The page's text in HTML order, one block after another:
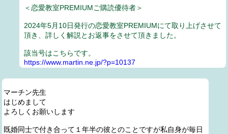
＜恋愛教室PREMIUMご購読優待者＞
2024年5月10日発行の恋愛教室PREMIUMにて取り上げさせて
頂き、詳しく解説とお返事をさせて頂きました。
該当号はこちらです。
https://www.martin.ne.jp/?p=10137
マーチン先生
はじめまして
よろしくお願いします
既婚同士で付き合って１年半の彼とのことですが私自身が毎日